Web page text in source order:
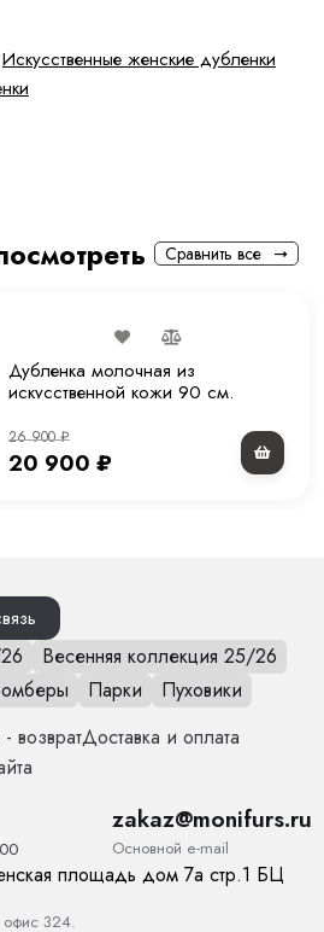
кожа
по бокам, воротник
Искусственные женские дубленки
Сравнить все
Дубленка молочная из
искусственной кожи 90 см.
26 900₽
20 900 ₽
Весенняя коллекция 25/26
Парки
Пуховики
возвратДоставка и оплата
zakaz@monifurs.ru
Основной е-mail
площадь дом 7а стр.1 БЦ
324.